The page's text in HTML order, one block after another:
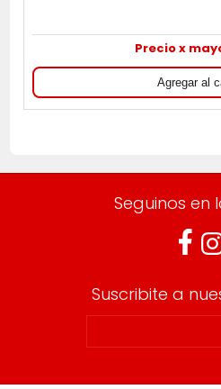
Precio x
Seguinos en
Suscribite a